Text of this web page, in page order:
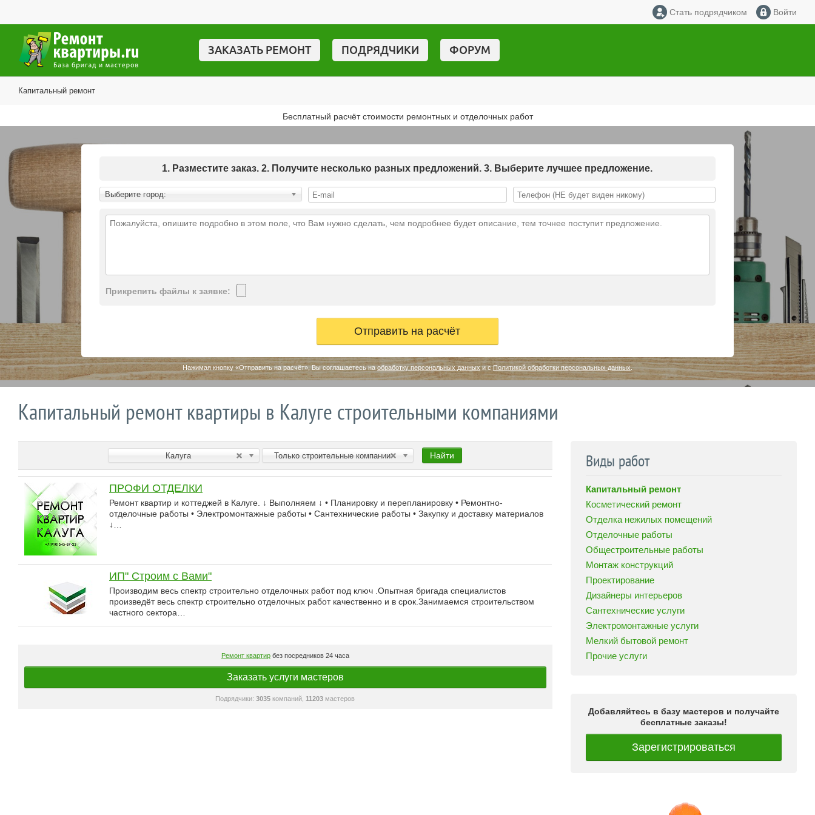
Стать подрядчиком Войти
ЗАКАЗАТЬ РЕМОНТ ПОДРЯДЧИКИ ФОРУМ
Капитальный ремонт
Бесплатный расчёт стоимости ремонтных и отделочных работ
1. Разместите заказ. 2. Получите несколько разных предложений. 3. Выберите лучшее предложение.
Выберите город:
Прикрепить файлы к заявке:
Нажимая кнопку «Отправить на расчёт», Вы соглашаетесь наобработку персональных данныхи сПолитикой обработки персональных данных.
Капитальный ремонт квартиры в Калуге строительными компаниями
Калуга Только строительные компании Найти
ПРОФИ ОТДЕЛКИ
Ремонт квартир и коттеджей в Калуге. ↓ Выполняем ↓ • Планировку и перепланировку • Ремонтно-
отделочные работы • Электромонтажные работы • Сантехнические работы • Закупку и доставку материалов
↓…
ИП" Строим с Вами"
Производим весь спектр строительно отделочных работ под ключ .Опытная бригада специалистов
произведёт весь спектр строительно отделочных работ качественно и в срок.Занимаемся строительством
частного сектора…
Ремонт квартирбез посредников 24 часа
Заказать услуги мастеров
Подрядчики:3035 компаний, 11203 мастеров
Виды работ
Капитальный ремонт
Косметический ремонт
Отделка нежилых помещений
Отделочные работы
Общестроительные работы
Монтаж конструкций
Проектирование
Дизайнеры интерьеров
Сантехнические услуги
Электромонтажные услуги
Мелкий бытовой ремонт
Прочие услуги
Добавляйтесь в базу мастеров и получайте
бесплатные заказы!
Зарегистрироваться